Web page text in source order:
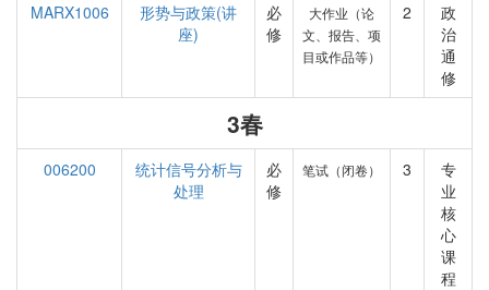
MARX1006
形势与政策(讲
座)
必
修
大作业（论
文、报告、项
目或作品等）
2
政
治
通
修
3春
006200
统计信号分析与
处理
必
修
笔试（闭卷） 3
专
业
核
心
课
程